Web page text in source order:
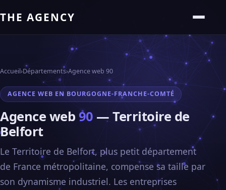
THE AGENCY
Accueil›Départements›Agence web 90
AGENCE WEB EN BOURGOGNE-FRANCHE-COMTÉ
Agence web 90 — Territoire de
Belfort
Le Territoire de Belfort, plus petit département
de France métropolitaine, compense sa taille par
son dynamisme industriel. Les entreprises